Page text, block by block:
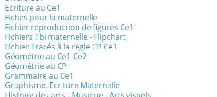
Ecriture au Ce1
Fiches pour la maternelle
Fichier reproduction de figures Ce1
Fichiers Tbi maternelle - Flipchart
Fichier Tracés à la règle CP Ce1
Géométrie au Ce1-Ce2
Géométrie au CP
Grammaire au Ce1
Graphisme, Ecriture Maternelle